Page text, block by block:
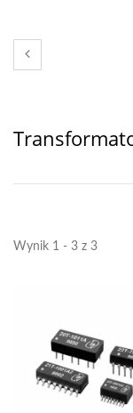
Wynik 1 - 3 z 3